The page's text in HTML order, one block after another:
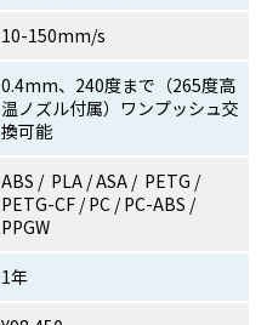
10-150mm/s
0.4mm、240度まで（265度高
温ノズル付属）ワンプッシュ交
換可能
ABS / PLA / ASA / PETG /
PETG-CF / PC / PC-ABS /
PPGW
1年